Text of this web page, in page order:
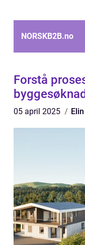
NORSKB2B.no
Forstå
05 april 2025